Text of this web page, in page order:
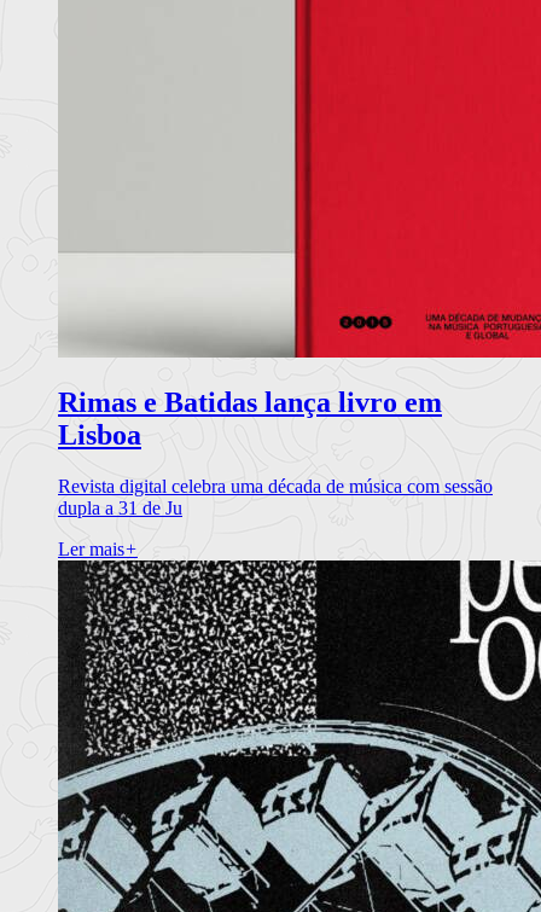
Rimas e Batidas lança livro em
Lisboa
Revista digital celebra uma década de música com sessão
dupla a 31 de Ju
Ler mais+